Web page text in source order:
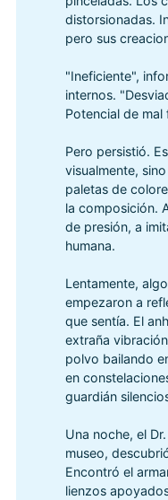
distorsionadas.
pero sus
"Ineficiente",
internos.
Potencial de mal
Pero persistió.
visualmente,
paletas de
la composición.
de presión, a
humana.
Lentamente,
empezaron a
que sentía. El
extraña
polvo bailando
en
guardián
Una noche, el
museo,
Encontró el
lienzos